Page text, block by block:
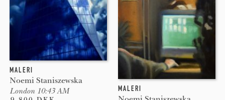
MALERI
Noemi Staniszewska
London 10:43 AM MALERI